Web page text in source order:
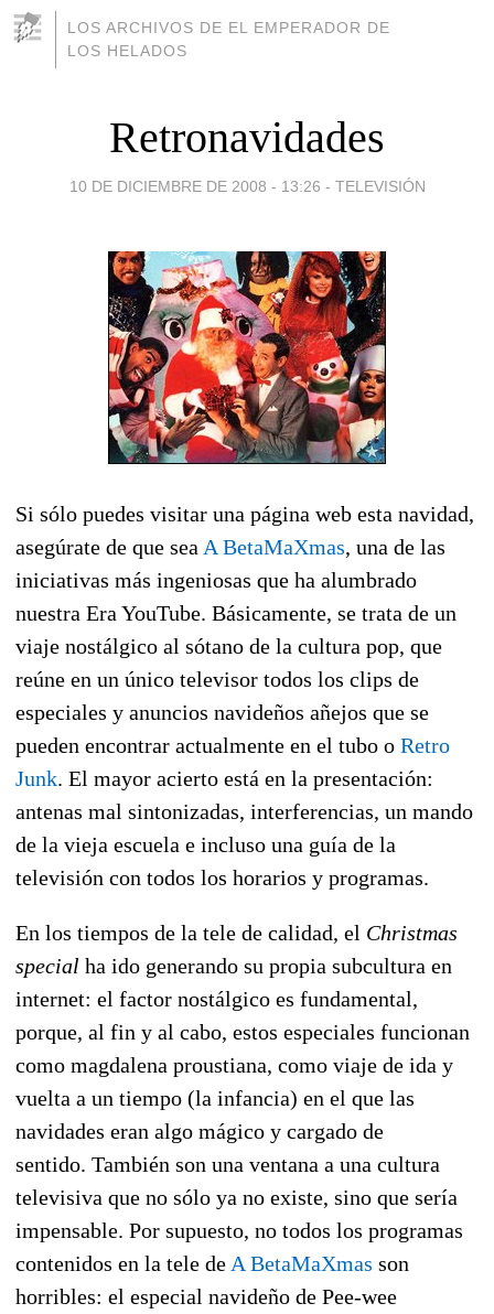
LOS ARCHIVOS DE EL EMPERADOR DE
LOS HELADOS
Retronavidades
10 DE DICIEMBRE DE 2008 - 13:26 - TELEVISIÓN
Si sólo puedes visitar una página web esta navidad,
asegúrate de que sea A BetaMaXmas, una de las
iniciativas más ingeniosas que ha alumbrado
nuestra Era YouTube. Básicamente, se trata de un
viaje nostálgico al sótano de la cultura pop, que
reúne en un único televisor todos los clips de
especiales y anuncios navideños añejos que se
pueden encontrar actualmente en el tubo o Retro
Junk. El mayor acierto está en la presentación:
antenas mal sintonizadas, interferencias, un mando
de la vieja escuela e incluso una guía de la
televisión con todos los horarios y programas.
En los tiempos de la tele de calidad, el Christmas
special ha ido generando su propia subcultura en
internet: el factor nostálgico es fundamental,
porque, al fin y al cabo, estos especiales funcionan
como magdalena proustiana, como viaje de ida y
vuelta a un tiempo (la infancia) en el que las
navidades eran algo mágico y cargado de
sentido. También son una ventana a una cultura
televisiva que no sólo ya no existe, sino que sería
impensable. Por supuesto, no todos los programas
contenidos en la tele de A BetaMaXmas son
horribles: el especial navideño de Pee-wee